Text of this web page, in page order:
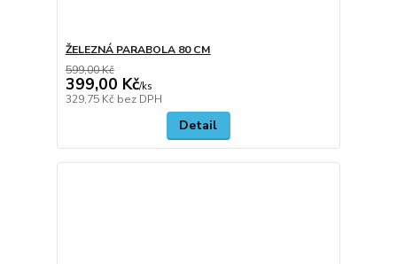
ŽELEZNÁ PARABOLA 80 CM
599,00 Kč
399,00 Kč/ks
329,75 Kč bez DPH
Detail